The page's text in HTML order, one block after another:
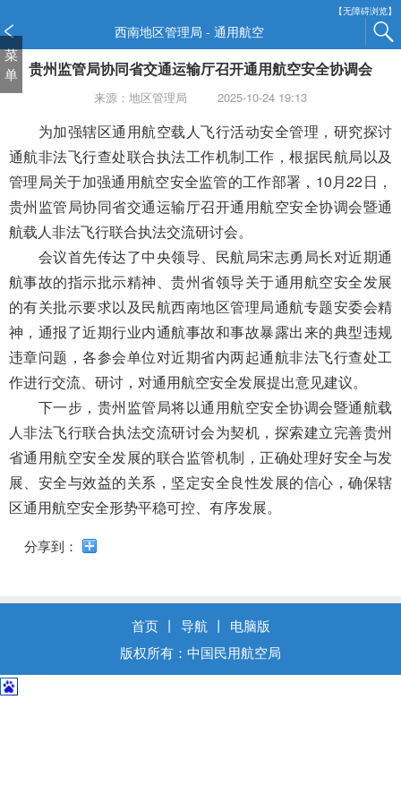
【无障碍浏览】
西南地区管理局 - 通用航空
菜
单 贵州监管局协同省交通运输厅召开通用航空安全协调会
来源：地区管理局 2025-10-24 19:13
为加强辖区通用航空载人飞行活动安全管理，研究探讨
通航非法飞行查处联合执法工作机制工作，根据民航局以及
管理局关于加强通用航空安全监管的工作部署，10月22日，
贵州监管局协同省交通运输厅召开通用航空安全协调会暨通
航载人非法飞行联合执法交流研讨会。
会议首先传达了中央领导、 民航局宋志勇局长对近期通
航事故的指示批示精神、贵州省领导关于通用航空安全发展
的有关批示要求以及民航西南地区管理局通航专题安委会精
神，通报了近期行业内通航事故和事故暴露出来的典型违规
违章问题，各参会单位对近期省内两起通航非法飞行查处工
作进行交流、研讨，对通用航空安全发展提出意见建议。
下一步，贵州监管局将以通用航空安全协调会暨通航载
人非法飞行联合执法交流研讨会为契机，探索建立完善贵州
省通用航空安全发展的联合监管机制， 正确处理好安全与发
展、安全与效益的关系 ， 坚定安全良性发展的信心，确保辖
区通用航空安全形势平稳可控、有序发展。
分享到：
首页 丨 导航 丨
电脑版
版权所有：中国民用航空局
窗
口
打
碍
说
明
页
面,
加
波
浪
键
打
开
模
式